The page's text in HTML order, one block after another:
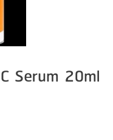
Serum 20ml